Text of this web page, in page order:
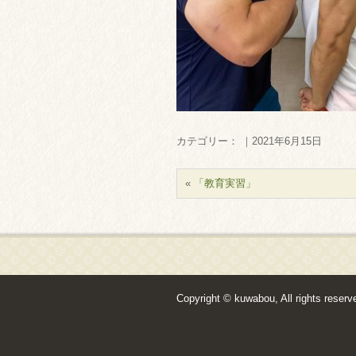
カテゴリー： ｜2021年6月15日
« 「教育実習」
Copyright © kuwabou, All rights